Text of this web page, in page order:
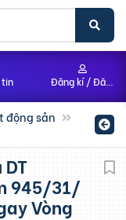
động sản
945/31/
Vòng